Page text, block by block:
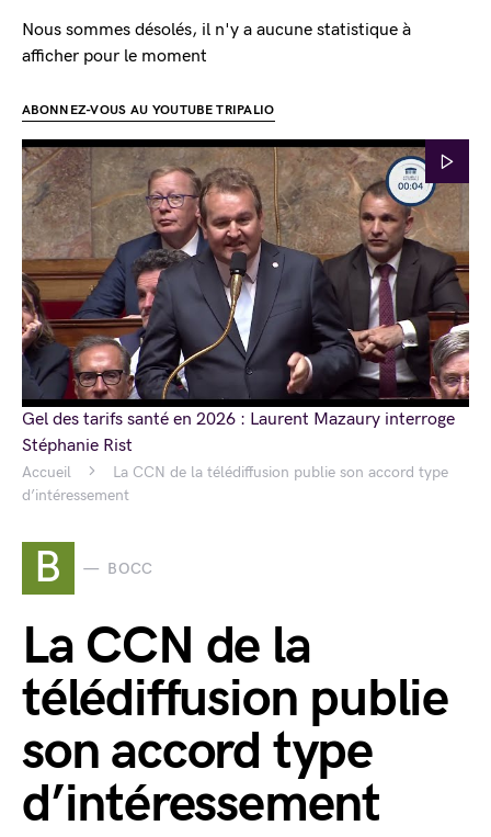
Accueil
La CCN de la télédiffusion publie son accord type
d’intéressement
B BOCC
La CCN de la
télédiffusion publie
son accord type
d’intéressement
Nous sommes désolés, il n'y a aucune statistique à
afficher pour le moment
ABONNEZ-VOUS AU YOUTUBE TRIPALIO
Gel des tarifs santé en 2026 : Laurent Mazaury interroge
Stéphanie Rist